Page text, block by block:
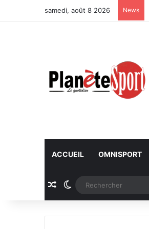
samedi, août 8 2026 News
ACCUEIL OMNISPORT
Article Aléatoire
Switch skin